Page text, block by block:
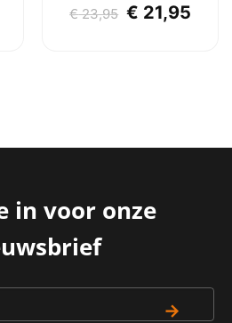
€23,95
prijs
€ 21,95
in voor onze
→